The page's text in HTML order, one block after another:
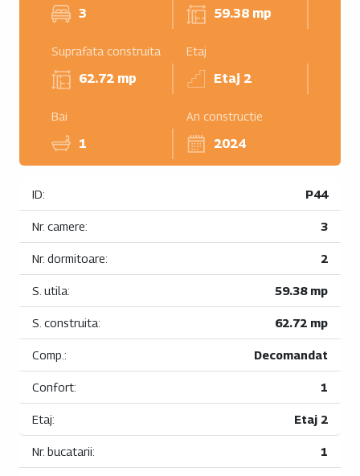
3 59.38 mp
Suprafata construita
62.72 mp
Etaj
Etaj 2
Bai
1
An constructie
2024
ID: P44
Nr. camere: 3
Nr. dormitoare: 2
S. utila: 59.38 mp
S. construita: 62.72 mp
Comp.: Decomandat
Confort: 1
Etaj: Etaj 2
Nr. bucatarii: 1